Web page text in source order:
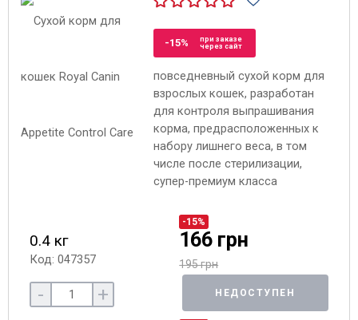
-15%
при заказе
через сайт
повседневный сухой корм для
взрослых кошек, разработан
для контроля выпрашивания
корма, предрасположенных к
набору лишнего веса, в том
числе после стерилизации,
супер-премиум класса
0.4 кг
Код: 047357
-15%
166 грн
195 грн
- + НЕДОСТУПЕН